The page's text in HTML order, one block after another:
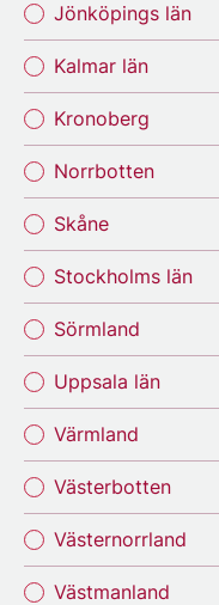
Jönköpings län
Kalmar län
Kronoberg
Norrbotten
Skåne
Stockholms län
Sörmland
Uppsala län
Värmland
Västerbotten
Västernorrland
Västmanland